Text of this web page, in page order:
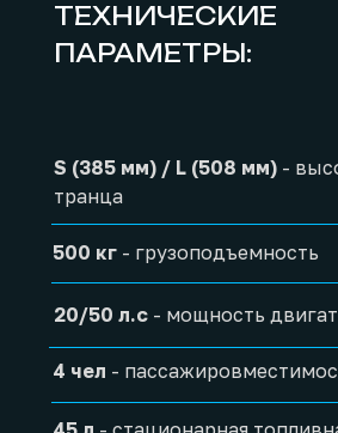
ТЕХНИЧЕСКИЕ
ПАРАМЕТРЫ:
S (385 мм) / L (508 мм) -
транца
500 кг - грузоподъемность
4 чел -
20/50 л.с - мощность